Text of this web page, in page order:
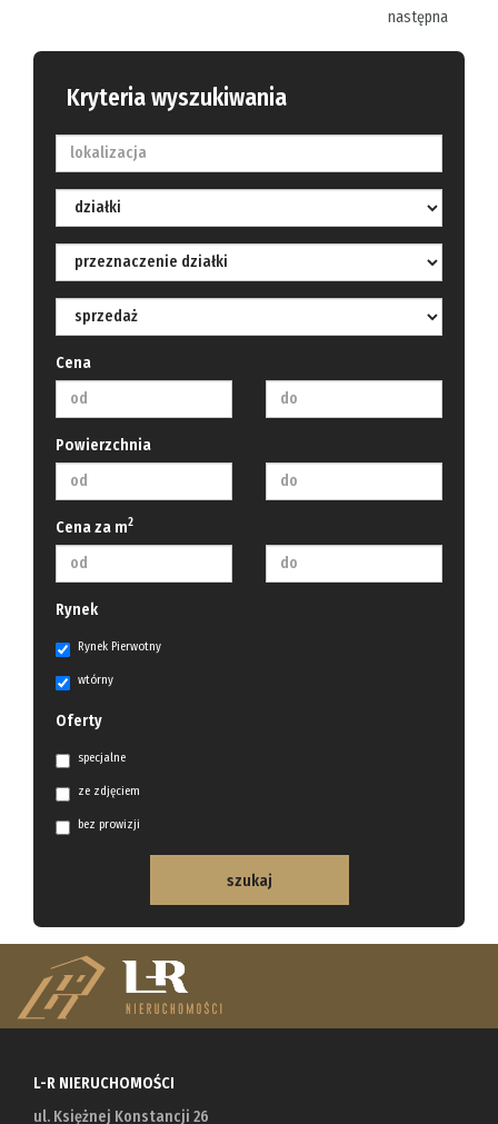
następna
Kryteria wyszukiwania
Cena
Powierzchnia
Cena za m2
Rynek
Rynek Pierwotny
wtórny
Oferty
specjalne
ze zdjęciem
bez prowizji
L-R NIERUCHOMOŚCI
ul. Księżnej Konstancji 26